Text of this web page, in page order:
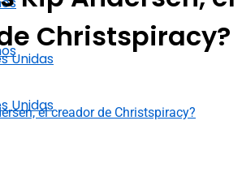
Unidas
Unidas
Christspiracy?